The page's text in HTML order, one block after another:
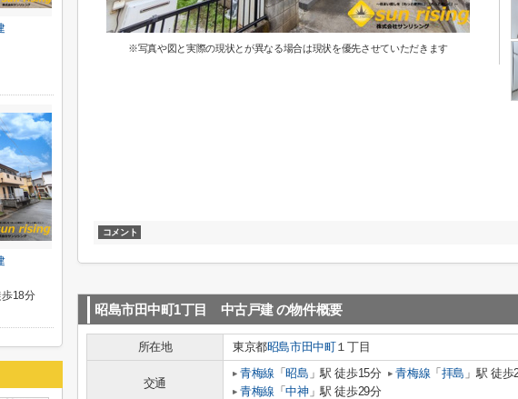
※写真や図と実際の現状とが異なる場合は現状を優先させていただきます
コメント
昭島市田中町1丁目 中古戸建の物件概要
所在地 東京都昭島市田中町１丁目
交通
青梅線 「 昭島 」駅 徒歩15分 青梅線 「 拝島 」駅 徒歩
青梅線 「中神」駅 徒歩29分
18分